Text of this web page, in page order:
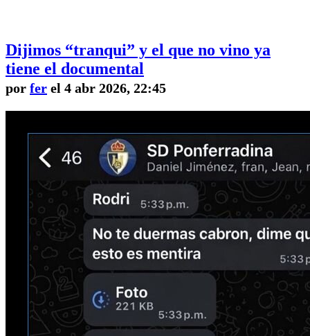
Dijimos “tranqui” y el que no vino ya
tiene el documental
por fer el 4 abr 2026, 22:45